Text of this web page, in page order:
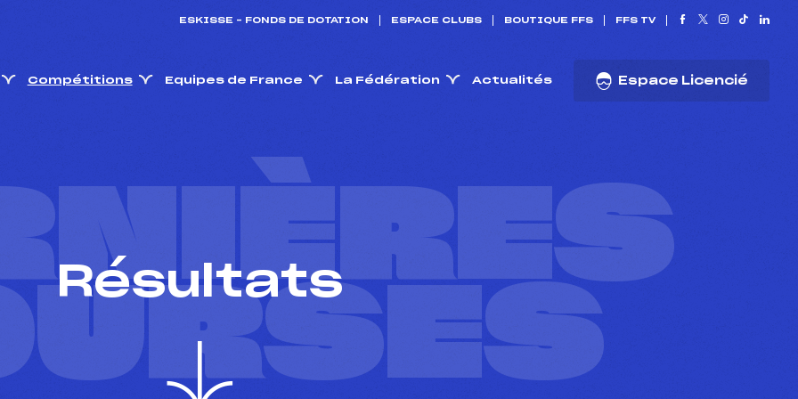
ESKISSE – FONDS DE DOTATION ESPACE CLUBS BOUTIQUE FFS FFS TV
Compétitions Equipes de France La Fédération Actualités Espace Licencié
Résultats